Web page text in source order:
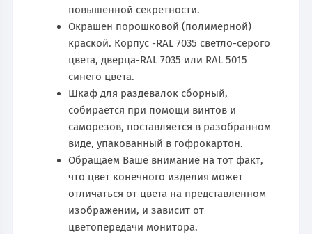
повышенной секретности.
Окрашен порошковой (полимерной)
краской. Корпус -RAL 7035 светло-серого
цвета, дверца-RAL 7035 или RAL 5015
синего цвета.
Шкаф для раздевалок сборный,
собирается при помощи винтов и
саморезов, поставляется в разобранном
виде, упакованный в гофрокартон.
Обращаем Ваше внимание на тот факт,
что цвет конечного изделия может
отличаться от цвета на представленном
изображении, и зависит от
цветопередачи монитора.